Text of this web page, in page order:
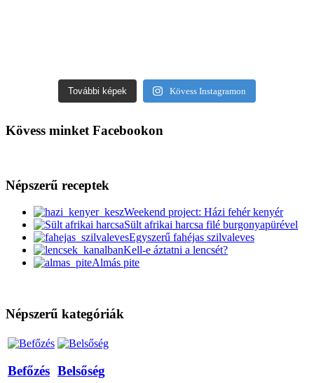
További képek Kövess Instagramon
Kövess minket Facebookon
Népszerű receptek
Weekend project: Házi fehér kenyér
Sült afrikai harcsa filé burgonyapürével
Egyszerű fahéjas szilvaleves
Kell-e áztatni a lencsét?
Almás pite
Népszerű kategóriák
Befőzés Belsőség